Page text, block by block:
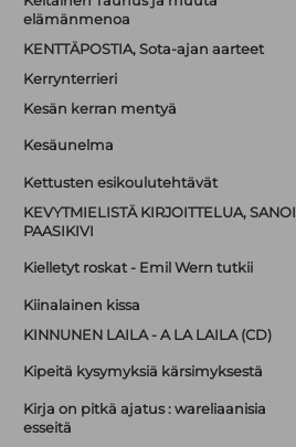
elämänmenoa
KENTTÄPOSTIA, Sota-ajan aarteet
Kerrynterrieri
Kesän kerran mentyä
Kesäunelma
Kettusten esikoulutehtävät
KEVYTMIELISTÄ KIRJOITTELUA, SANOI
PAASIKIVI
Kielletyt roskat - Emil Wern tutkii
Kiinalainen kissa
KINNUNEN LAILA - A LA LAILA (CD)
Kipeitä kysymyksiä kärsimyksestä
Kirja on pitkä ajatus : wareliaanisia
esseitä